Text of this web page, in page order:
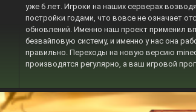
уже 6 лет. Игроки на наших серверах
постройки годами, что вовсе не означает
обновлений. Именно наш проект применил
безвайповую систему, и именно у нас она
правильно. Переходы на новую версию
производятся регулярно, а ваш игровой